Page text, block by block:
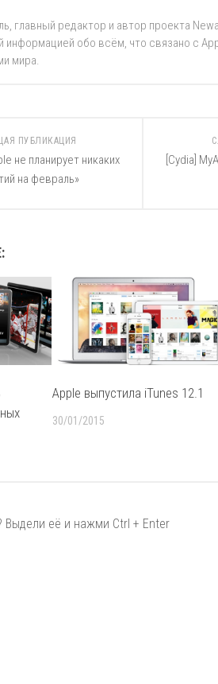
главный редактор и автор проекта
информацией обо всём, что связано с
мира.
[Cydia]
ПУБЛИКАЦИЯ
не планирует никаких
на февраль»
Apple выпустила iTunes 12.1
30/01/2015
Выдели её и нажми Ctrl + Enter